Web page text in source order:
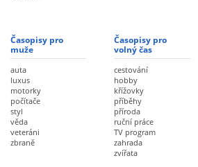
Časopisy pro
muže
auta
luxus
motorky
počítače
styl
věda
veteráni
zbraně
Časopisy pro
volný čas
cestování
hobby
křížovky
příběhy
příroda
ruční práce
TV program
zahrada
zvířata